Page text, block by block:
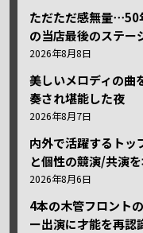
ただただ感無量⋯50
の当店最後のステー
2026年8月8日
美しいメロディの曲
奏され堪能した夜
2026年8月7日
内外で活躍するトッ
と個性の競演/共演
2026年8月6日
4本の木管フロント
ー出演に才能を再認